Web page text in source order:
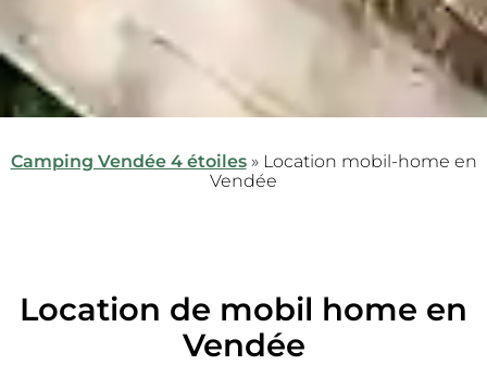
Camping Vendée 4 étoiles» Location mobil-home en
Vendée
Location de mobil home en
Vendée